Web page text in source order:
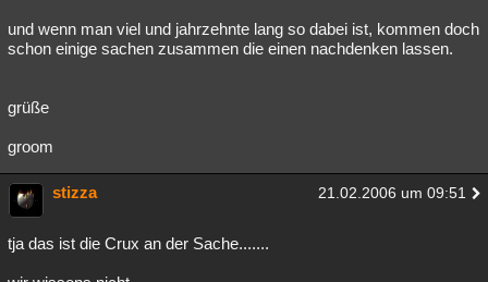
und wenn man viel und jahrzehnte lang so dabei ist, kommen doch
schon einige sachen zusammen die einen nachdenken lassen.
grüße
groom
stizza 21.02.2006 um 09:51
tja das ist die Crux an der Sache.......